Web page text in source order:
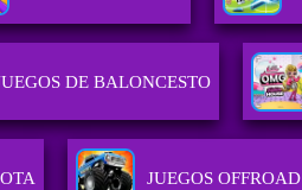
DE BALONCESTO
JUEGOS OFFROAD